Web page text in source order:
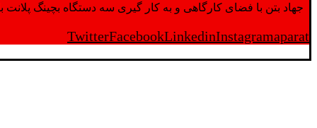
جهاد بتن با فضای کارگاهی و به کار گیری سه دستگاه بچینگ پلانت با ظرفیت 2500 تن در کنار پرسنل متخصص و پر تلاش واحدهای تولید و ازمایشگاه,بتن با کیفیت را برای واحد
TwitterFacebookLinkedinInstagramaparat